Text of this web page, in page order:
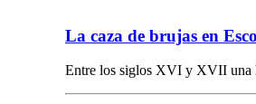
La caza de brujas en
Entre los siglos XVI y XVII una